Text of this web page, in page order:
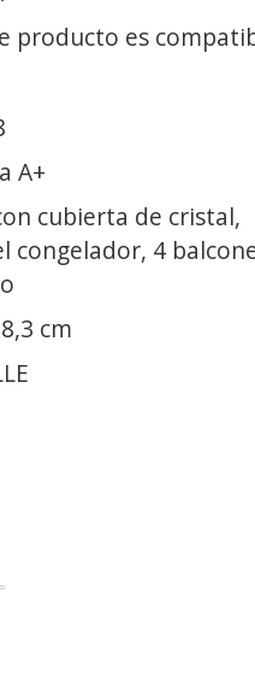
producto es
A+
cubierta de cristal,
congelador, 4
cm